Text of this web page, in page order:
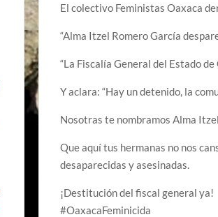
El colectivo Feministas Oaxaca
“Alma Itzel Romero García
“La Fiscalía General del Estado
Y aclara: “Hay un detenido, la
Nosotras te nombramos Alma
Que aquí tus hermanas no nos
desaparecidas y asesinadas.
¡Destitución del fiscal general ya!
#OaxacaFeminicida